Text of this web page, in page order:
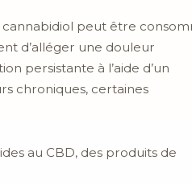
cannabidiol peut être
d’alléger une douleur
persistante à l’aide d’un
chroniques, certaines
au CBD, des produits de